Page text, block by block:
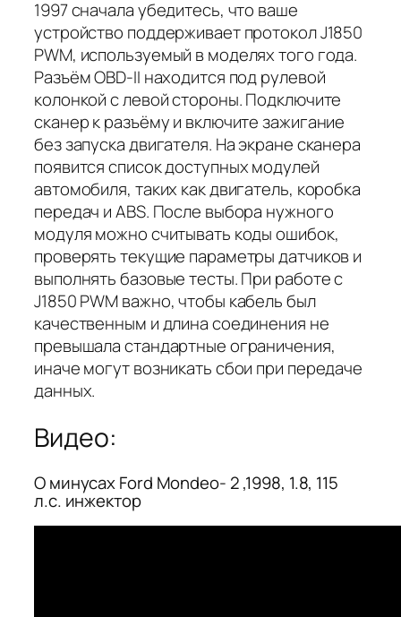
1997 сначала убедитесь, что ваше
устройство поддерживает протокол J1850
PWM, используемый в моделях того года.
Разъём OBD-II находится под рулевой
колонкой с левой стороны. Подключите
сканер к разъёму и включите зажигание
без запуска двигателя. На экране сканера
появится список доступных модулей
автомобиля, таких как двигатель, коробка
передач и ABS. После выбора нужного
модуля можно считывать коды ошибок,
проверять текущие параметры датчиков и
выполнять базовые тесты. При работе с
J1850 PWM важно, чтобы кабель был
качественным и длина соединения не
превышала стандартные ограничения,
иначе могут возникать сбои при передаче
данных.
Видео:
О минусах Ford Mondeo- 2 ,1998, 1.8, 115
л.с. инжектор